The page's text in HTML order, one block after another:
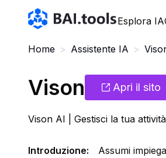
Bai.tools
Esplora IA
Home > Assistente IA >
Vison Apri il sito
Vison AI | Gestisci la tua
Introduzione:
Assumi